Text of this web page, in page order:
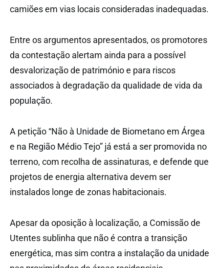
camiões em vias locais consideradas inadequadas.
Entre os argumentos apresentados, os promotores
da contestação alertam ainda para a possível
desvalorização de património e para riscos
associados à degradação da qualidade de vida da
população.
A petição “Não à Unidade de Biometano em Árgea
e na Região Médio Tejo” já está a ser promovida no
terreno, com recolha de assinaturas, e defende que
projetos de energia alternativa devem ser
instalados longe de zonas habitacionais.
Apesar da oposição à localização, a Comissão de
Utentes sublinha que não é contra a transição
energética, mas sim contra a instalação da unidade